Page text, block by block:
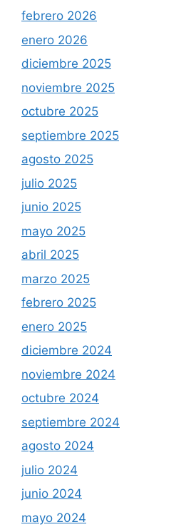
febrero 2026
enero 2026
diciembre 2025
noviembre 2025
octubre 2025
septiembre 2025
agosto 2025
julio 2025
junio 2025
mayo 2025
abril 2025
marzo 2025
febrero 2025
enero 2025
diciembre 2024
noviembre 2024
octubre 2024
septiembre 2024
agosto 2024
julio 2024
junio 2024
mayo 2024